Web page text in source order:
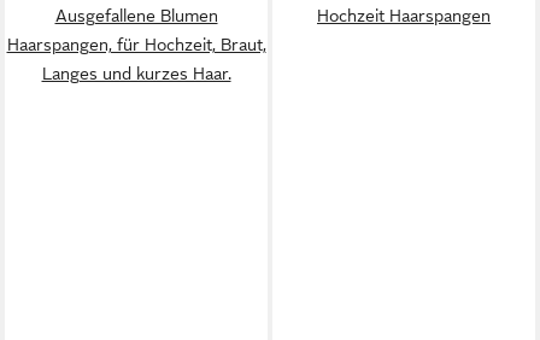
Ausgefallene Blumen
Haarspangen, für Hochzeit, Braut,
Langes und kurzes Haar.
Hochzeit Haarspangen